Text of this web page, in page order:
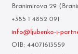
Branimirova 29
+385 1 4852 091
info@ljubenko-i-
OIB: 44071613559